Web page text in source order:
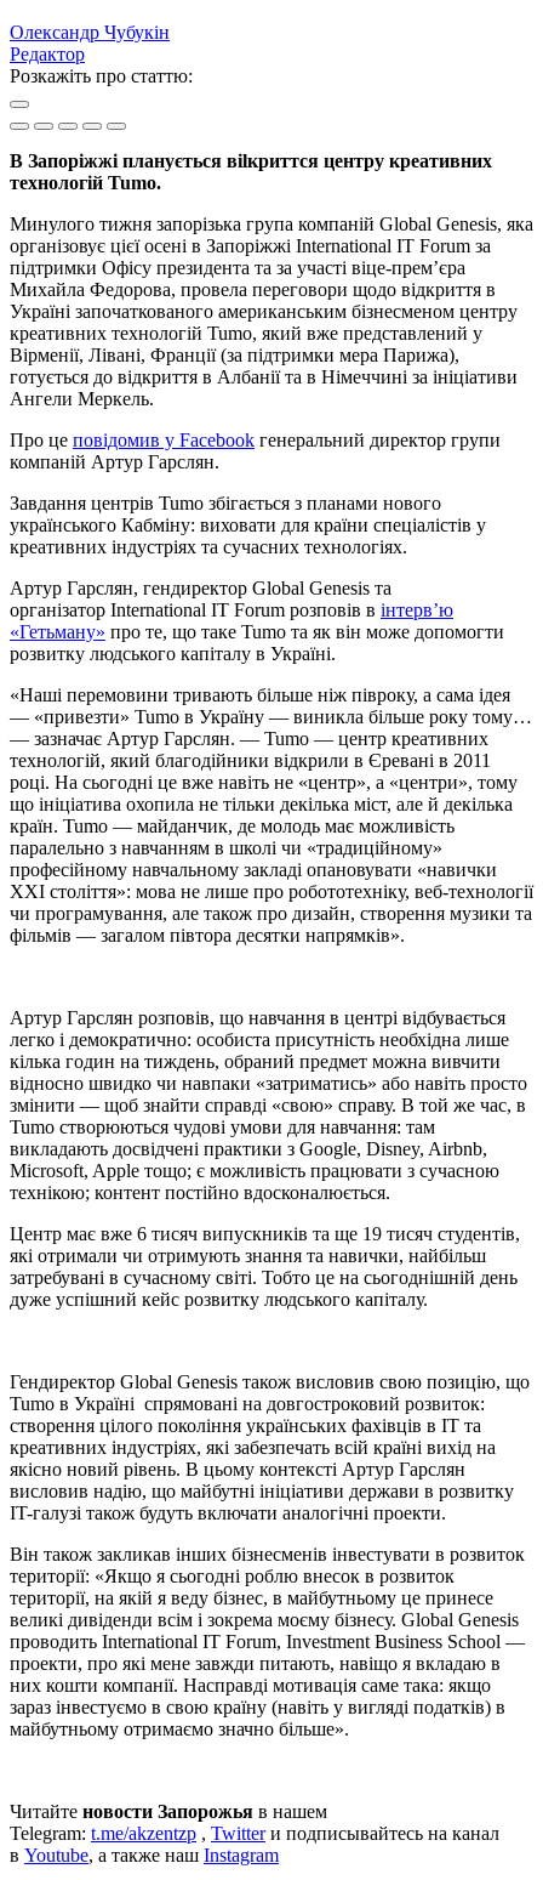
Олександр Чубукін
Редактор
Розкажіть про статтю:
В Запоріжжі планується віlкриттся центру креативних
технологій Tumo.
Минулого тижня запорізька група компаній Global Genesis, яка
організовує цієї осені в Запоріжжі International IT Forum за
підтримки Офісу президента та за участі віце-прем’єра
Михайла Федорова, провела переговори щодо відкриття в
Україні започаткованого американським бізнесменом центру
креативних технологій Tumo, який вже представлений у
Вірменії, Лівані, Франції (за підтримки мера Парижа),
готується до відкриття в Албанії та в Німеччині за ініціативи
Ангели Меркель.
Про це повідомив у Facebook генеральний директор групи
компаній Артур Гарслян.
Завдання центрів Tumo збігається з планами нового
українського Кабміну: виховати для країни спеціалістів у
креативних індустріях та сучасних технологіях.
Артур Гарслян, гендиректор Global Genesis та
організатор International IT Forum розповів в інтерв’ю
«Гетьману» про те, що таке Tumo та як він може допомогти
розвитку людського капіталу в Україні.
«Наші перемовини тривають більше ніж півроку, а сама ідея
— «привезти» Tumo в Україну — виникла більше року тому…
— зазначає Артур Гарслян. — Tumo — центр креативних
технологій, який благодійники відкрили в Єревані в 2011
році. На сьогодні це вже навіть не «центр», а «центри», тому
що ініціатива охопила не тільки декілька міст, але й декілька
країн. Tumo — майданчик, де молодь має можливість
паралельно з навчанням в школі чи «традиційному»
професійному навчальному закладі опановувати «навички
ХХІ століття»: мова не лише про робототехніку, веб-технології
чи програмування, але також про дизайн, створення музики та
фільмів — загалом півтора десятки напрямків».
Артур Гарслян розповів, що навчання в центрі відбувається
легко і демократично: особиста присутність необхідна лише
кілька годин на тиждень, обраний предмет можна вивчити
відносно швидко чи навпаки «затриматись» або навіть просто
змінити — щоб знайти справді «свою» справу. В той же час, в
Tumo створюються чудові умови для навчання: там
викладають досвідчені практики з Google, Disney, Airbnb,
Microsoft, Apple тощо; є можливість працювати з сучасною
технікою; контент постійно вдосконалюється.
Центр має вже 6 тисяч випускників та ще 19 тисяч студентів,
які отримали чи отримують знання та навички, найбільш
затребувані в сучасному світі. Тобто це на сьогоднішній день
дуже успішний кейс розвитку людського капіталу.
Гендиректор Global Genesis також висловив свою позицію, що
Tumo в Україні спрямовані на довгостроковий розвиток:
створення цілого покоління українських фахівців в IT та
креативних індустріях, які забезпечать всій країні вихід на
якісно новий рівень. В цьому контексті Артур Гарслян
висловив надію, що майбутні ініціативи держави в розвитку
IT-галузі також будуть включати аналогічні проекти.
Він також закликав інших бізнесменів інвестувати в розвиток
території: «Якщо я сьогодні роблю внесок в розвиток
території, на якій я веду бізнес, в майбутньому це принесе
великі дивіденди всім і зокрема моєму бізнесу. Global Genesis
проводить International IT Forum, Investment Business School —
проекти, про які мене завжди питають, навіщо я вкладаю в
них кошти компанії. Насправді мотивація саме така: якщо
зараз інвестуємо в свою країну (навіть у вигляді податків) в
майбутньому отримаємо значно більше».
Читайте новости Запорожья в нашем
Telegram: t.me/akzentzp , Twitterи подписывайтесь на канал
в Youtube, а также наш Instagram